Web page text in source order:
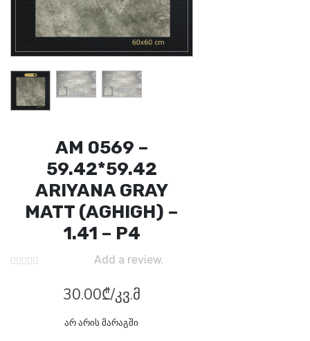
AM 0569 –
59.42*59.42
ARIYANA GRAY
MATT (AGHIGH) –
1.41 – P4
Add a review.
30.00₾/კვ.მ
არ არის მარაგში